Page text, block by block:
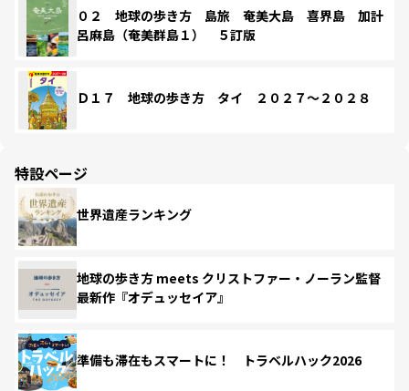
０２ 地球の歩き方 島旅 奄美大島 喜界島 加計
呂麻島（奄美群島１） ５訂版
Ｄ１７ 地球の歩き方 タイ ２０２７～２０２８
特設ページ
世界遺産ランキング
地球の歩き方 meets クリストファー・ノーラン監督
最新作『オデュッセイア』
準備も滞在もスマートに！ トラベルハック2026